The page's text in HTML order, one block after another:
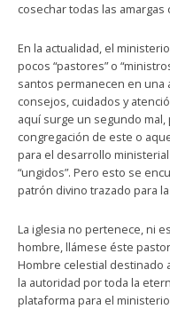
cosechar todas las amargas
En la actualidad, el
pocos “pastores” o
santos permanecen en una
consejos, cuidados y
aquí surge un segundo
congregación de este o
para el desarrollo
“ungidos”. Pero esto se
patrón divino trazado para
La iglesia no pertenece, ni
hombre, llámese éste
Hombre celestial destinado
la autoridad por toda la
plataforma para el